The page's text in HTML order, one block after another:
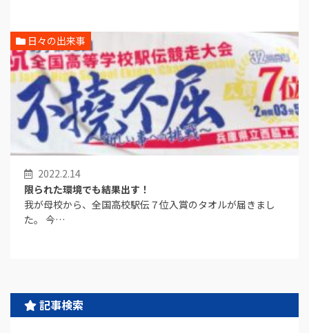
2022.2.14
限られた環境でも結果出す！
我が母校から、全国高校駅伝７位入賞のタオルが届きまし
た。 今…
日々の出来事
記事検索